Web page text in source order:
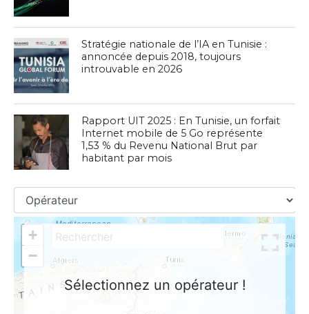
Stratégie nationale de l’IA en Tunisie :
annoncée depuis 2018, toujours
introuvable en 2026
Rapport UIT 2025 : En Tunisie, un forfait
Internet mobile de 5 Go représente
1,53 % du Revenu National Brut par
habitant par mois